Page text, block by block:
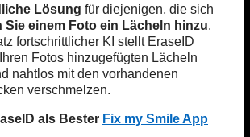
Lösung für diejenigen, die sich
Sie einem Foto ein Lächeln hinzu.
fortschrittlicher KI stellt EraseID
Fotos hinzugefügten Lächeln
nahtlos mit den vorhandenen
verschmelzen.
als Bester Fix my Smile App